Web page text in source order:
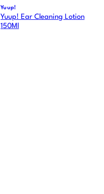
Yuup!
Yuup! Ear Cleaning Lotion
150Ml